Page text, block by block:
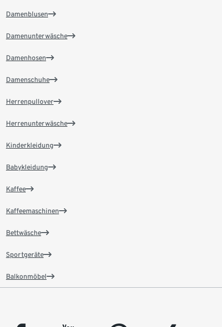
Damenblusen
Damenunterwäsche
Damenhosen
Damenschuhe
Herrenpullover
Herrenunterwäsche
Kinderkleidung
Babykleidung
Kaffee
Kaffeemaschinen
Bettwäsche
Sportgeräte
Balkonmöbel